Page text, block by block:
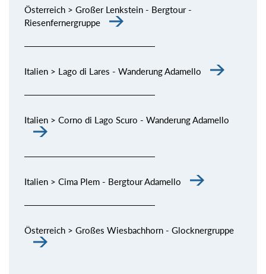
Österreich > Großer Lenkstein - Bergtour -
Riesenfernergruppe
Italien > Lago di Lares - Wanderung Adamello
Italien > Corno di Lago Scuro - Wanderung Adamello
Italien > Cima Plem - Bergtour Adamello
Österreich > Großes Wiesbachhorn - Glocknergruppe